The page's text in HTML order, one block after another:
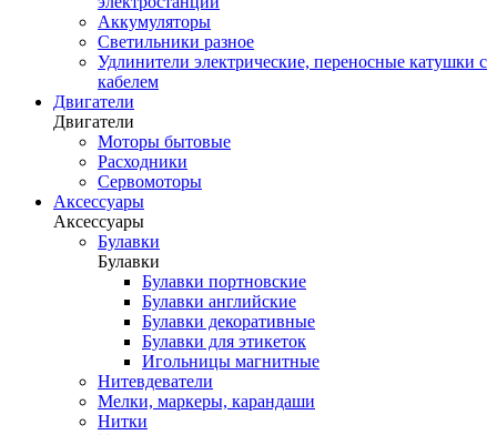
Аккумуляторы
Светильники разное
Удлинители электрические, переносные катушки с
кабелем
Двигатели
Двигатели
Моторы бытовые
Расходники
Сервомоторы
Аксессуары
Аксессуары
Булавки
Булавки
Булавки портновские
Булавки английские
Булавки декоративные
Булавки для этикеток
Игольницы магнитные
Нитевдеватели
Мелки, маркеры, карандаши
Нитки